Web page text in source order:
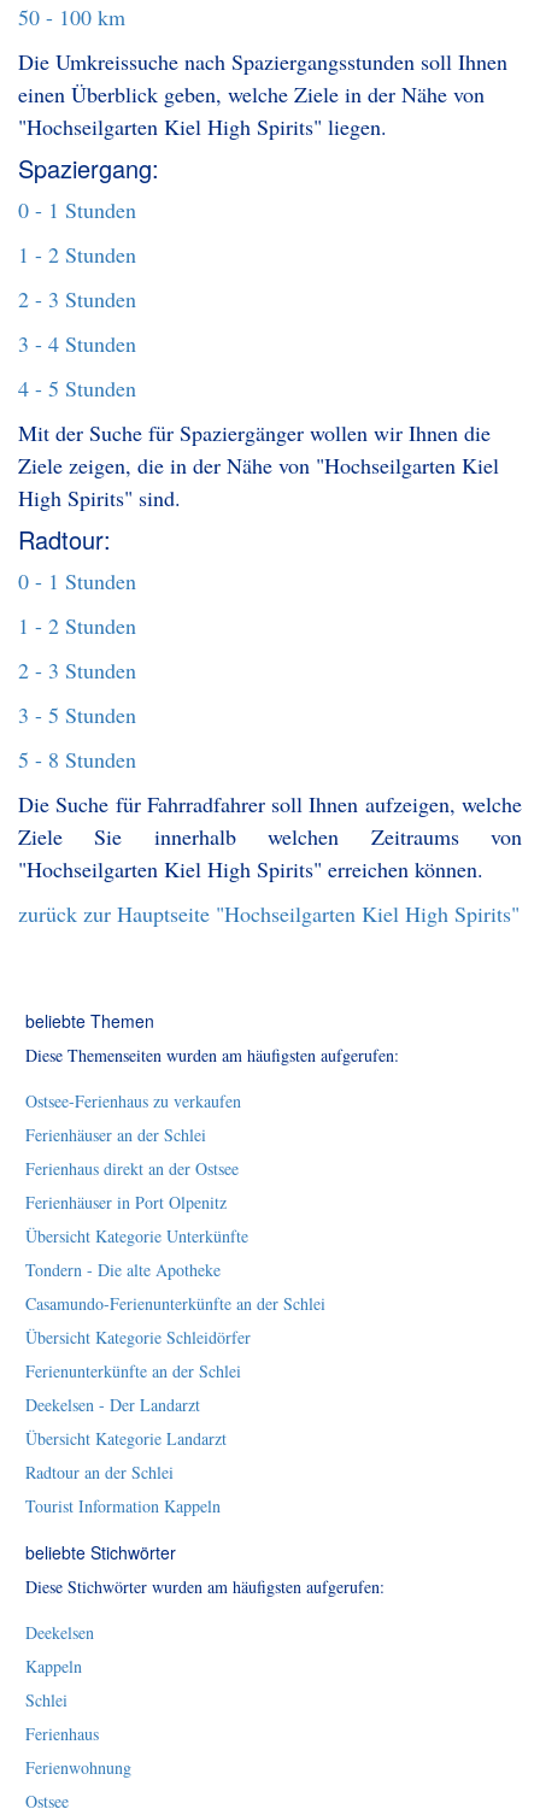
50 - 100 km
Die Umkreissuche nach Spaziergangsstunden soll Ihnen
einen Überblick geben, welche Ziele in der Nähe von
"Hochseilgarten Kiel High Spirits" liegen.
Spaziergang:
0 - 1 Stunden
1 - 2 Stunden
2 - 3 Stunden
3 - 4 Stunden
4 - 5 Stunden
Mit der Suche für Spaziergänger wollen wir Ihnen die
Ziele zeigen, die in der Nähe von "Hochseilgarten Kiel
High Spirits" sind.
Radtour:
0 - 1 Stunden
1 - 2 Stunden
2 - 3 Stunden
3 - 5 Stunden
5 - 8 Stunden
Die Suche für Fahrradfahrer soll Ihnen aufzeigen, welche
Ziele Sie innerhalb welchen Zeitraums von
"Hochseilgarten Kiel High Spirits" erreichen können.
zurück zur Hauptseite "Hochseilgarten Kiel High Spirits"
beliebte Themen
Diese Themenseiten wurden am häufigsten aufgerufen:
Ostsee-Ferienhaus zu verkaufen
Ferienhäuser an der Schlei
Ferienhaus direkt an der Ostsee
Ferienhäuser in Port Olpenitz
Übersicht Kategorie Unterkünfte
Tondern - Die alte Apotheke
Casamundo-Ferienunterkünfte an der Schlei
Übersicht Kategorie Schleidörfer
Ferienunterkünfte an der Schlei
Deekelsen - Der Landarzt
Übersicht Kategorie Landarzt
Radtour an der Schlei
Tourist Information Kappeln
beliebte Stichwörter
Diese Stichwörter wurden am häufigsten aufgerufen:
Deekelsen
Kappeln
Schlei
Ferienhaus
Ferienwohnung
Ostsee